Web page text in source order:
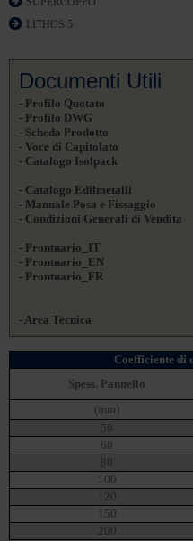
LITHOS 5
Documenti Utili
- Profilo Quotato
- Profilo DWG
- Scheda Prodotto
- Voce di Capitolato
- Catalogo Isolpack
- Catalogo Edilmetalli
- Manuale Posa e Fissaggio
- Condizioni Generali di Vendita
- Prontuario_IT
- Prontuario_EN
- Prontuario_FR
- Area Tecnica
Coefficiente di
Spess. Pannello
(mm)
50
60
80
100
120
150
200